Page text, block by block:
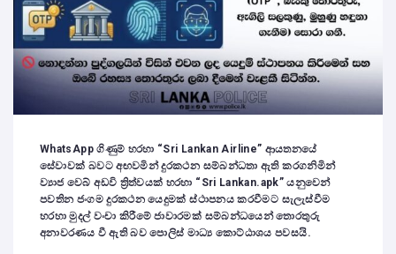
WhatsApp ගිණුම් හරහා “Sri Lankan Airline” ආයතනයේ
සේවාවක් බවට අඟවමින් දුරකථන සම්බන්ධතා ඇති කරගනිමින්
ව්‍යාජ වෙබ් අඩවි ත්‍රිත්වයක් හරහා “Sri Lankan.apk” යනුවෙන්
පවතින ජංගම දුරකථන යෙදුමක් ස්ථාපනය කරවීමට සැලැස්වීම
හරහා මුදල් වංචා කිරීමේ ජාවාරමක් සම්බන්ධයෙන් තොරතුරු
අනාවරණය වී ඇති බව පොලිස් මාධ්‍ය කොට්ඨාශය පවසයි.